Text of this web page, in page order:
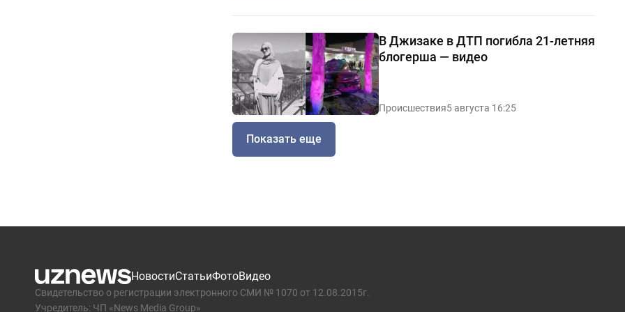
В Джизаке в ДТП погибла 21-летняя
блогерша — видео
Происшествия5 августа 16:25
Показать еще
НовостиСтатьиФотоВидео
Свидетельство о регистрации электронного СМИ № 1070 от 12.08.2015г.
Учредитель: ЧП «News Media Group»